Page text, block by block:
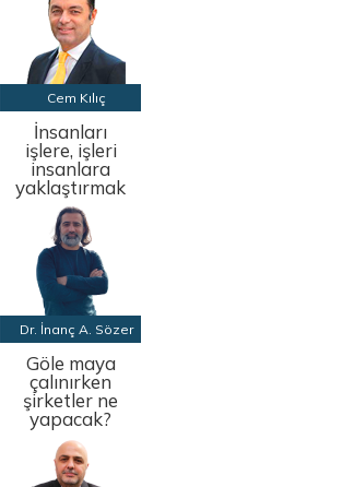
Cem Kılıç
İnsanları
işlere, işleri
insanlara
yaklaştırmak
Dr. İnanç A. Sözer
Göle maya
çalınırken
şirketler ne
yapacak?